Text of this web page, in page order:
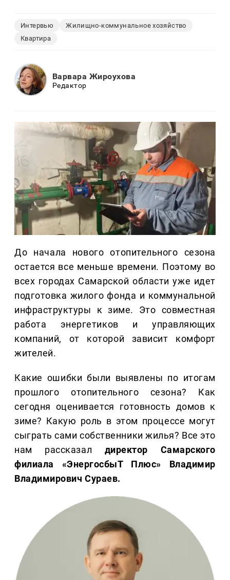
Интервью
Жилищно-коммунальное хозяйство
Квартира
Варвара Жироухова
Редактор
До начала нового отопительного сезона
остается все меньше времени. Поэтому во
всех городах Самарской области уже идет
подготовка жилого фонда и коммунальной
инфраструктуры к зиме. Это совместная
работа энергетиков и управляющих
компаний, от которой зависит комфорт
жителей.
Какие ошибки были выявлены по итогам
прошлого отопительного сезона? Как
сегодня оценивается готовность домов к
зиме? Какую роль в этом процессе могут
сыграть сами собственники жилья? Все это
нам рассказал директор Самарского
филиала «ЭнергосбыТ Плюс» Владимир
Владимирович Сураев.